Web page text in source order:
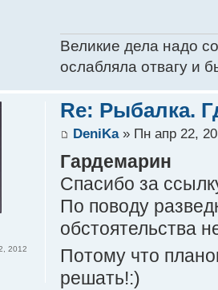
Великие дела надо
ослабляла отвагу и
Re: Рыбалка.
DeniKa» Пн апр 22,
Гардемарин
Спасибо за
По поводу
обстоятельства
Потому что
решать!:)
2012